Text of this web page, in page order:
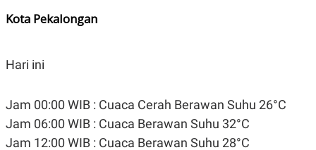
Kota Pekalongan
Hari ini
Jam 00:00 WIB : Cuaca Cerah Berawan Suhu 26°C
Jam 06:00 WIB : Cuaca Berawan Suhu 32°C
Jam 12:00 WIB : Cuaca Berawan Suhu 28°C